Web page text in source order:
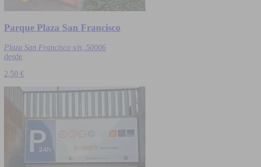
Parque Plaza San Francisco
Plaza San Francisco s/n, 50006
desde
2,50 €